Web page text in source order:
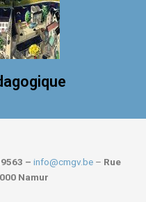
– info@cmgv.be– Rue
Namur